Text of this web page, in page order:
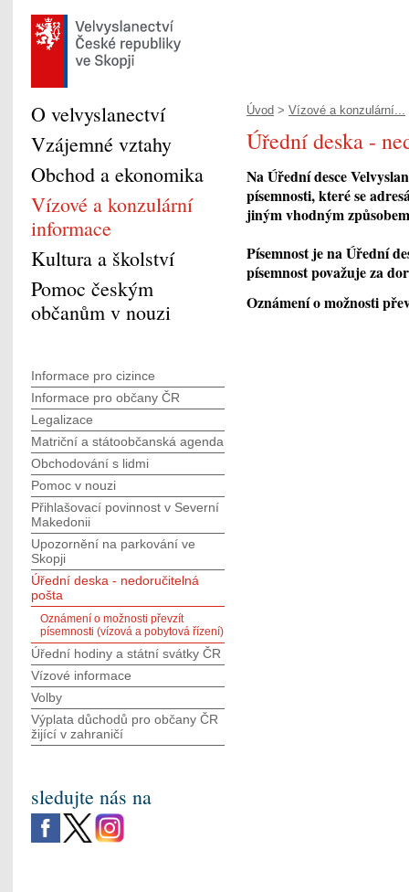
Úvod > Vízové a konzulární...
Úřední deska -
Na Úřední desce
písemnosti, které se
jiným vhodným
Písemnost je na Úřední
písemnost považuje za
Oznámení o možnosti
O velvyslanectví
Vzájemné vztahy
Obchod a ekonomika
Vízové a konzulární
informace
Kultura a školství
Pomoc českým
občanům v nouzi
Informace pro cizince
Informace pro občany ČR
Legalizace
Matriční a státoobčanská agenda
Obchodování s lidmi
Pomoc v nouzi
Přihlašovací povinnost v Severní
Makedonii
Upozornění na parkování ve
Skopji
Úřední deska - nedoručitelná
pošta
Oznámení o možnosti převzít
písemnosti (vízová a pobytová řízení)
Úřední hodiny a státní svátky ČR
Vízové informace
Volby
Výplata důchodů pro občany ČR
žijící v zahraničí
sledujte nás na